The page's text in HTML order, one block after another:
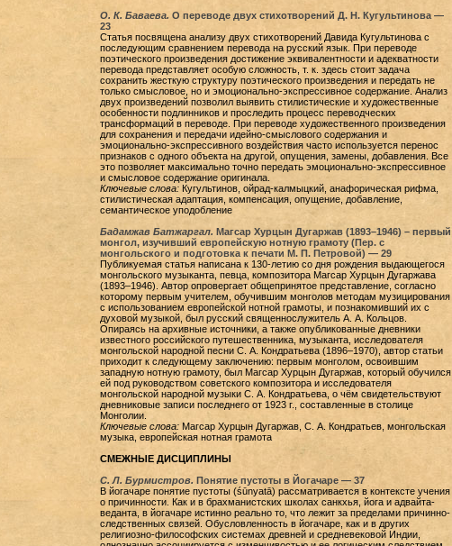
О. К. Баваева. О переводе двух стихотворений Д. Н. Кугультинова —
23
Статья посвящена анализу двух стихотворений Давида Кугультинова с
последующим сравнением перевода на русский язык. При переводе
поэтического произведения достижение эквивалентности и адекватности
перевода представляет особую сложность, т. к. здесь стоит задача
сохранить жесткую структуру поэтического произведения и передать не
только смысловое, но и эмоционально-экспрессивное содержание. Анализ
двух произведений позволил выявить стилистические и художественные
особенности подлинников и проследить процесс переводческих
трансформаций в переводе. При переводе художественного произведения
для сохранения и передачи идейно-смыслового содержания и
эмоционально-экспрессивного воздействия часто используется перенос
признаков с одного объекта на другой, опущения, замены, добавления. Все
это позволяет максимально точно передать эмоционально-экспрессивное
и смысловое содержание оригинала.
Ключевые слова: Кугультинов, ойрад-калмыцкий, анафорическая рифма,
стилистическая адаптация, компенсация, опущение, добавление,
семантическое уподобление
Бадамжав Батжаргал. Магсар Хурцын Дугаржав (1893–1946) – первый
монгол, изучивший европейскую нотную грамоту (Пер. с
монгольского и подготовка к печати М. П. Петровой) — 29
Публикуемая статья написана к 130-летию со дня рождения выдающегося
монгольского музыканта, певца, композитора Магсар Хурцын Дугаржава
(1893–1946). Автор опровергает общепринятое представление, согласно
которому первым учителем, обучившим монголов методам музицирования
с использованием европейской нотной грамоты, и познакомивший их с
духовой музыкой, был русский священнослужитель А. А. Кольцов.
Опираясь на архивные источники, а также опубликованные дневники
известного российского путешественника, музыканта, исследователя
монгольской народной песни С. А. Кондратьева (1896–1970), автор статьи
приходит к следующему заключению: первым монголом, освоившим
западную нотную грамоту, был Магсар Хурцын Дугаржав, который обучился
ей под руководством советского композитора и исследователя
монгольской народной музыки С. А. Кондратьева, о чём свидетельствуют
дневниковые записи последнего от 1923 г., составленные в столице
Монголии.
Ключевые слова: Магсар Хурцын Дугаржав, С. А. Кондратьев, монгольская
музыка, европейская нотная грамота
СМЕЖНЫЕ ДИСЦИПЛИНЫ
С. Л. Бурмистров. Понятие пустоты в Йогачаре — 37
В йогачаре понятие пустоты (śūnyatā) рассматривается в контексте учения
о причинности. Как и в брахманистских школах санкхья, йога и адвайта-
веданта, в йогачаре истинно реально то, что лежит за пределами причинно-
следственных связей. Обусловленность в йогачаре, как и в других
религиозно-философских системах древней и средневековой Индии,